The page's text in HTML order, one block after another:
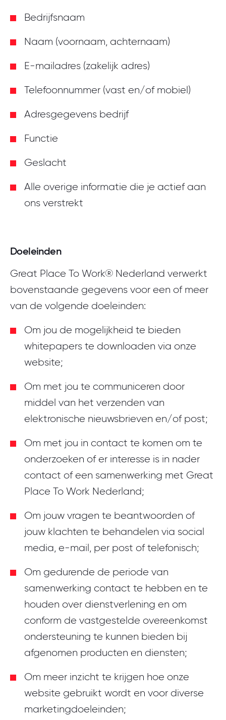
Bedrijfsnaam
Naam (voornaam, achternaam)
E-mailadres (zakelijk adres)
Telefoonnummer (vast en/of mobiel)
Adresgegevens bedrijf
Functie
Geslacht
Alle overige informatie die je actief aan
ons verstrekt
Doeleinden
Great Place To Work® Nederland verwerkt
bovenstaande gegevens voor een of meer
van de volgende doeleinden:
Om jou de mogelijkheid te bieden
whitepapers te downloaden via onze
website;
Om met jou te communiceren door
middel van het verzenden van
elektronische nieuwsbrieven en/of post;
Om met jou in contact te komen om te
onderzoeken of er interesse is in nader
contact of een samenwerking met Great
Place To Work Nederland;
Om jouw vragen te beantwoorden of
jouw klachten te behandelen via social
media, e-mail, per post of telefonisch;
Om gedurende de periode van
samenwerking contact te hebben en te
houden over dienstverlening en om
conform de vastgestelde overeenkomst
ondersteuning te kunnen bieden bij
afgenomen producten en diensten;
Om meer inzicht te krijgen hoe onze
website gebruikt wordt en voor diverse
marketingdoeleinden;